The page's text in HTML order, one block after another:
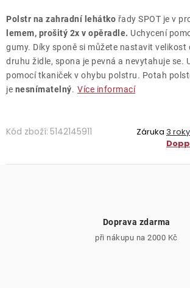
Polstr na zahradní lehátko řady SPOT je v
lemem, prošitý 2x v opěradle. Uchycení
gumy. Díky sponě si můžete nastavit velikost
druhu židle, spona je pevná a nevytahuje se.
pomocí tkaniček v ohybu polstru. Potah
je nesnímatelný. Více informací
Kód zboží: 5142145911 Záruka 3 roky
Doprava zdarma
při nákupu na 2000 Kč